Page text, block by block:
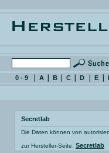
0 - 9 A B C D E
Secretlab
Die Daten können von
zur Hersteller-Seite: Secretlab